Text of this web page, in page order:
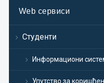
Web сервиси
Студенти
Информациони
Упутство за